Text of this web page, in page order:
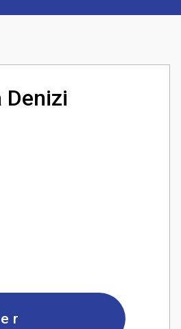
Denizi